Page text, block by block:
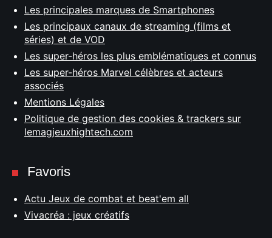
Les principales marques de Smartphones
Les principaux canaux de streaming (films et
séries) et de VOD
Les super-héros les plus emblématiques et connus
Les super-héros Marvel célèbres et acteurs
associés
Mentions Légales
Politique de gestion des cookies & trackers sur
lemagjeuxhightech.com
Favoris
Actu Jeux de combat et beat'em all
Vivacréa : jeux créatifs